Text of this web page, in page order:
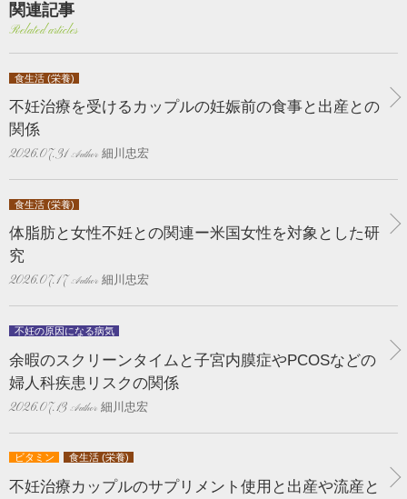
関連記事
Related articles
食生活 (栄養)
不妊治療を受けるカップルの妊娠前の食事と出産との
関係
2026.07.31 細川忠宏
食生活 (栄養)
体脂肪と女性不妊との関連ー米国女性を対象とした研
究
2026.07.17 細川忠宏
不妊の原因になる病気
余暇のスクリーンタイムと子宮内膜症やPCOSなどの
婦人科疾患リスクの関係
2026.07.13 細川忠宏
ビタミン 食生活 (栄養)
不妊治療カップルのサプリメント使用と出産や流産と